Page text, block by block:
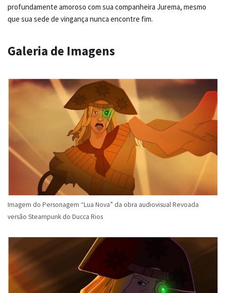
profundamente amoroso com sua companheira Jurema, mesmo
que sua sede de vingança nunca encontre fim.
Galeria de Imagens
Imagem do Personagem “Lua Nova” da obra audiovisual Revoada
versão Steampunk do Ducca Rios